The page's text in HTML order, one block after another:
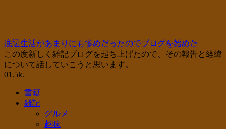
底辺生活があまりにも惨めだったのでブログを始めた
この度新しく雑記ブログを起ち上げたので、その報告と経緯
について話していこうと思います。
01.5k.
書籍
雑記
グルメ
趣味